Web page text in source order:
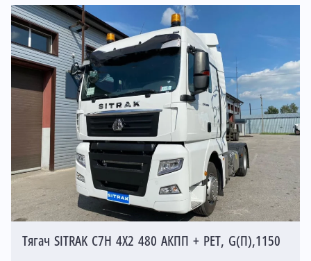
Тягач SITRAK C7H 4X2 480 АКПП + РЕТ, G(П),1150